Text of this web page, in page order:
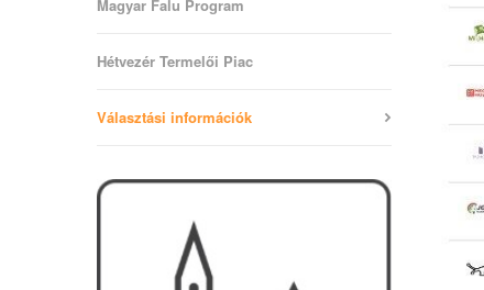
Magyar Falu Program
Hétvezér Termelői Piac
Választási információk